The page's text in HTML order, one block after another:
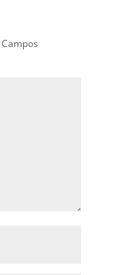
Campos